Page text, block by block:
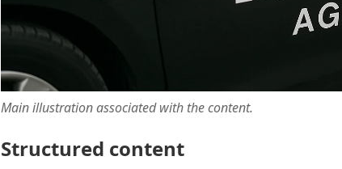
Main illustration associated with the content.
Structured content